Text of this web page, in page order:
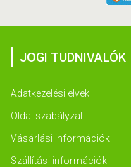
JOGI TUDNIVALÓK
Adatkezelési elvek
Oldal szabályzat
Vásárlási információk
Szállítási információk